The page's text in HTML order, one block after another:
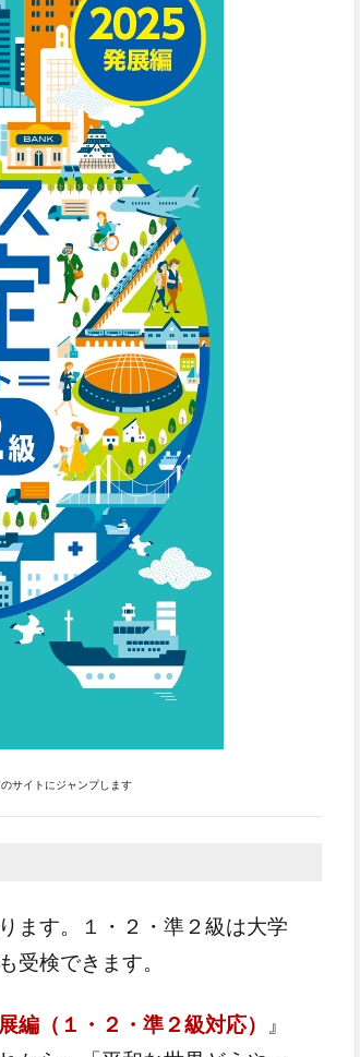
サイトにジャンプします
ます。１・２・準２級は大学
受検できます。
（１・２・準２級対応）
』